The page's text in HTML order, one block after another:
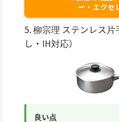
ー・エクセ
5. 柳宗理 ステンレス
し・IH対応）
良い点